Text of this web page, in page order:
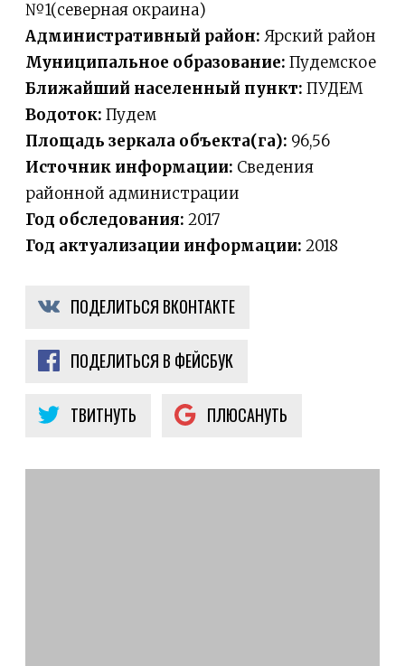
№1(северная окраина)
Административный район: Ярский район
Муниципальное образование: Пудемское
Ближайший населенный пункт: ПУДЕМ
Водоток: Пудем
Площадь зеркала объекта(га): 96,56
Источник информации: Сведения
районной администрации
Год обследования: 2017
Год актуализации информации: 2018
ПОДЕЛИТЬСЯ ВКОНТАКТЕ
ПОДЕЛИТЬСЯ В ФЕЙСБУК
ТВИТНУТЬ ПЛЮСАНУТЬ